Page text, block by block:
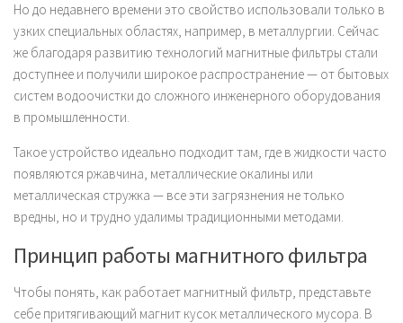
Но до недавнего времени это свойство использовали только в
узких специальных областях, например, в металлургии. Сейчас
же благодаря развитию технологий магнитные фильтры стали
доступнее и получили широкое распространение — от бытовых
систем водоочистки до сложного инженерного оборудования
в промышленности.
Такое устройство идеально подходит там, где в жидкости часто
появляются ржавчина, металлические окалины или
металлическая стружка — все эти загрязнения не только
вредны, но и трудно удалимы традиционными методами.
Принцип работы магнитного фильтра
Чтобы понять, как работает магнитный фильтр, представьте
себе притягивающий магнит кусок металлического мусора. В